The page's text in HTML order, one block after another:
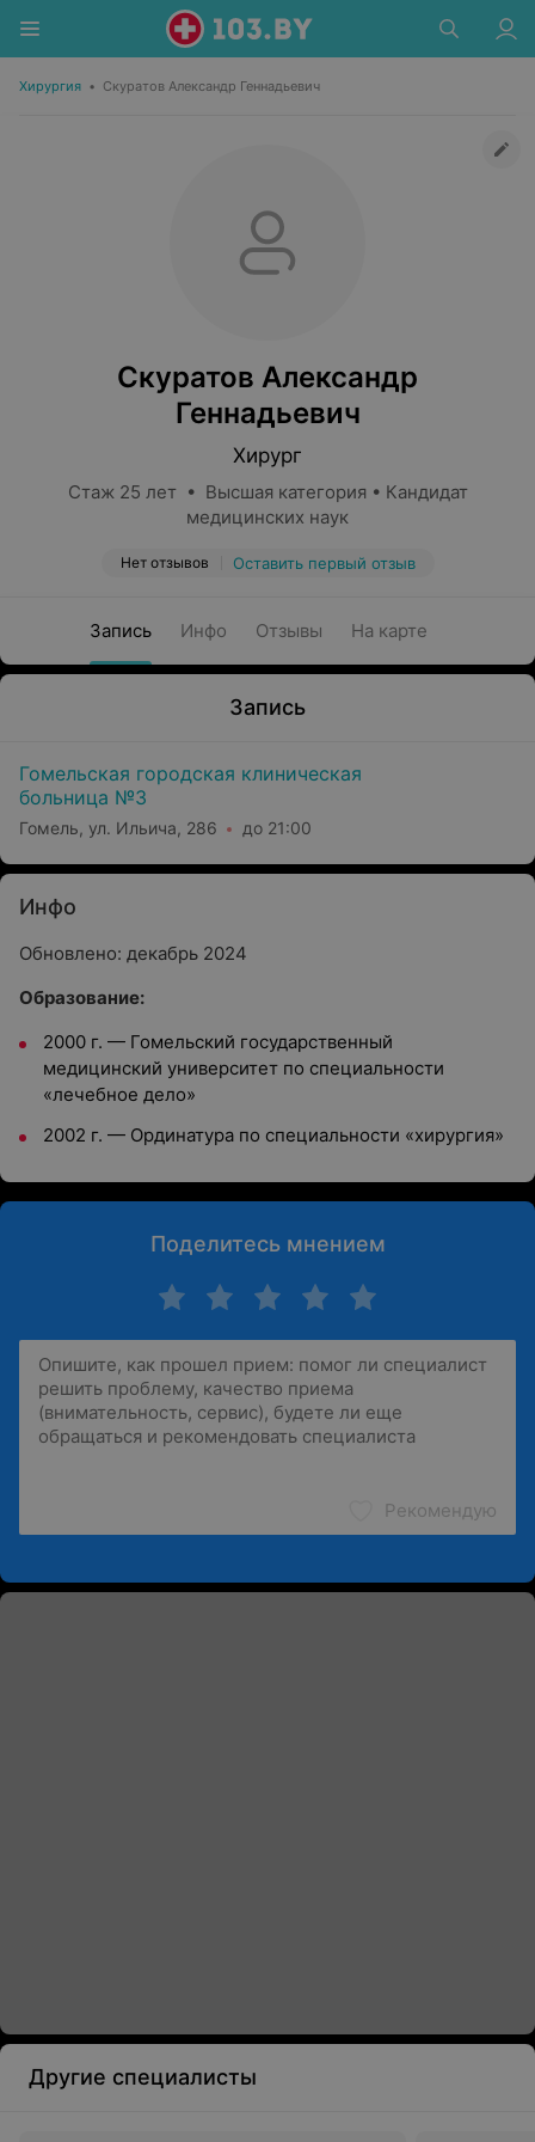
Хирургия • Скуратов Александр Геннадьевич
Скуратов Александр
Геннадьевич
Хирург
Стаж 25 лет • Высшая категория • Кандидат
медицинских наук
Нет отзывов Оставить первый отзыв
Запись Инфо Отзывы На карте
Запись
Гомельская городская клиническая
больница №3
Гомель, ул. Ильича, 286 до 21:00
Инфо
Обновлено: декабрь 2024
Образование:
2000 г. — Гомельский государственный
медицинский университет по специальности
«лечебное дело»
2002 г. — Ординатура по специальности «хирургия»
Поделитесь мнением
Рекомендую
Другие специалисты